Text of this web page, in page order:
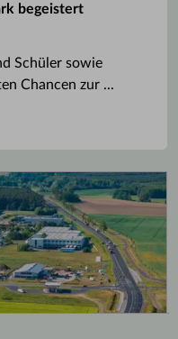
begeistert
Schüler sowie
Chancen zur ...